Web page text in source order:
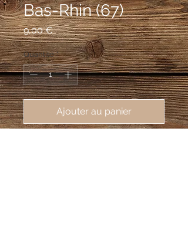
Bas-Rhin (67)
9,00 €Prix
Quantité *
Ajouter au panier